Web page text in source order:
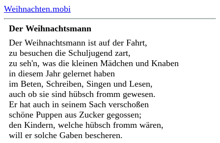
Weihnachten.mobi
Der Weihnachtsmann
Der Weihnachtsmann ist auf der Fahrt,
zu besuchen die Schuljugend zart,
zu seh'n, was die kleinen Mädchen und Knaben
in diesem Jahr gelernet haben
im Beten, Schreiben, Singen und Lesen,
auch ob sie sind hübsch fromm gewesen.
Er hat auch in seinem Sach verschoßen
schöne Puppen aus Zucker gegossen;
den Kindern, welche hübsch fromm wären,
will er solche Gaben bescheren.